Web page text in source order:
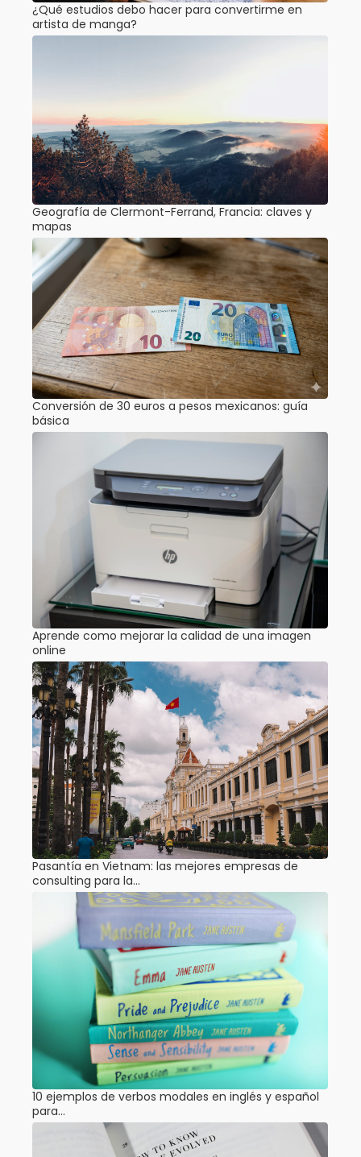
¿Qué estudios debo hacer para convertirme en
artista de manga?
Geografía de Clermont-Ferrand, Francia: claves y
mapas
Conversión de 30 euros a pesos mexicanos: guía
básica
Aprende como mejorar la calidad de una imagen
online
Pasantía en Vietnam: las mejores empresas de
consulting para la…
10 ejemplos de verbos modales en inglés y español
para…